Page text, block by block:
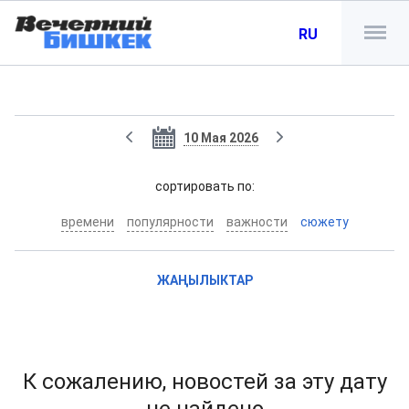
RU
10 Мая 2026
cортировать по:
времени популярности важности сюжету
ЖАҢЫЛЫКТАР
К сожалению, новостей за эту дату